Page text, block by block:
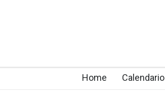
Home Calendario